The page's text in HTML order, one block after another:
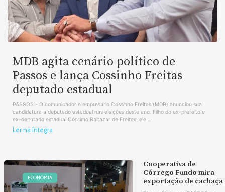
MDB agita cenário político de
Passos e lança Cossinho Freitas
deputado estadual
PASSOS - O comunicador e empresário Cóssinho Freitas (MDB) anunciou sua
candidatura a deputado estadual nas eleições deste ano. Filho do ex-prefeito e
ex-deputado estadual Cóssimo Baltazar de Freitas, ele...
Ler na íntegra
ECONOMIA
Cooperativa de
Córrego Fundo mira
exportação de cachaça